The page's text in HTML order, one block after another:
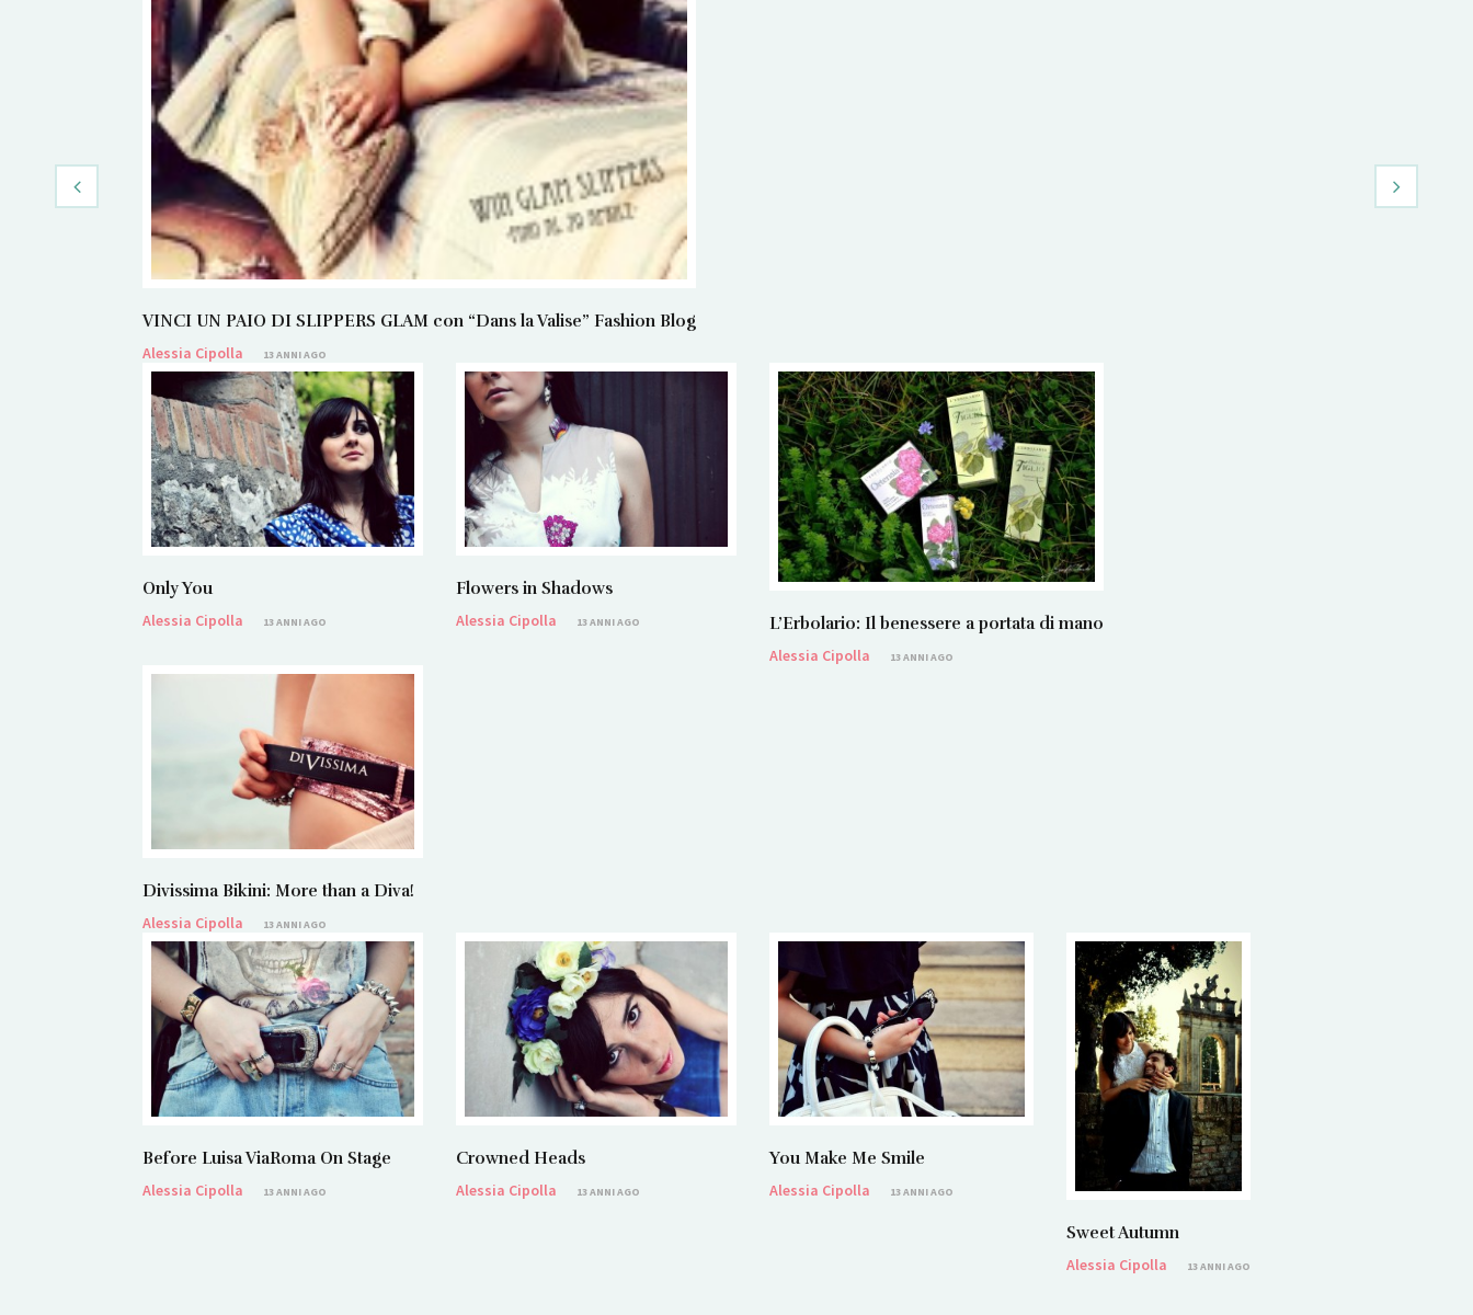
VINCI UN PAIO DI SLIPPERS GLAM con “Dans la Valise” Fashion Blog
Alessia Cipolla
13 ANNI AGO
Only You
Alessia Cipolla
13 ANNI AGO
Flowers in Shadows
Alessia Cipolla
13 ANNI AGO
L’Erbolario: Il benessere a portata di mano
Alessia Cipolla
13 ANNI AGO
Divissima Bikini: More than a Diva!
Alessia Cipolla
13 ANNI AGO
Before Luisa ViaRoma On Stage
Alessia Cipolla
13 ANNI AGO
Crowned Heads
Alessia Cipolla
13 ANNI AGO
You Make Me Smile
Alessia Cipolla
13 ANNI AGO
Sweet Autumn
Alessia Cipolla
13 ANNI AGO